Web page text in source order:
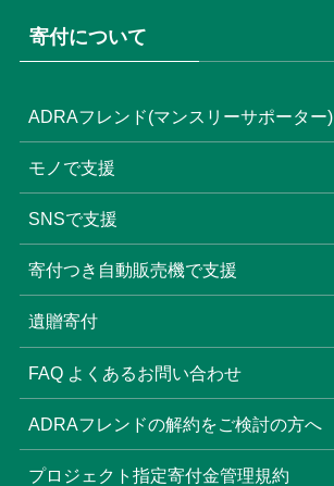
寄付について
ADRAフレンド(マンスリーサポーター)
モノで支援
SNSで支援
寄付つき自動販売機で支援
遺贈寄付
FAQ よくあるお問い合わせ
ADRAフレンドの解約をご検討の方へ
プロジェクト指定寄付金管理規約